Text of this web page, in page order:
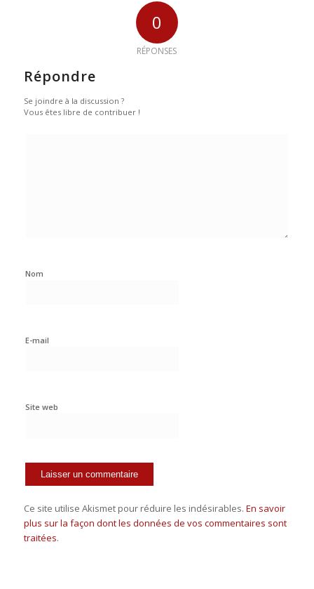
0
RÉPONSES
Répondre
Se joindre à la discussion ?
Vous êtes libre de contribuer !
Nom
E-mail
Site web
Ce site utilise Akismet pour réduire les indésirables. En savoir
plus sur la façon dont les données de vos commentaires sont
traitées.